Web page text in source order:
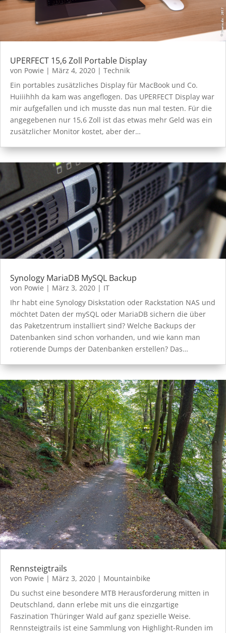
UPERFECT 15,6 Zoll Portable Display
von Powie | März 4, 2020 | Technik
Ein portables zusätzliches Display für MacBook und Co.
Huiiihhh da kam was angeflogen. Das UPERFECT Display war
mir aufgefallen und ich musste das nun mal testen. Für die
angegebenen nur 15,6 Zoll ist das etwas mehr Geld was ein
zusätzlicher Monitor kostet, aber der…
Synology MariaDB MySQL Backup
von Powie | März 3, 2020 | IT
Ihr habt eine Synology Diskstation oder Rackstation NAS und
möchtet Daten der mySQL oder MariaDB sichern die über
das Paketzentrum installiert sind? Welche Backups der
Datenbanken sind schon vorhanden, und wie kann man
rotierende Dumps der Datenbanken erstellen? Das…
Rennsteigtrails
von Powie | März 3, 2020 | Mountainbike
Du suchst eine besondere MTB Herausforderung mitten in
Deutschland, dann erlebe mit uns die einzgartige
Faszination Thüringer Wald auf ganz spezielle Weise.
Rennsteigtrails ist eine Sammlung von Highlight-Runden im